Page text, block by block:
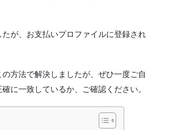
が、お支払いプロファイルに登録され
方法で解決しましたが、ぜひ一度ご自
に一致しているか、ご確認ください。